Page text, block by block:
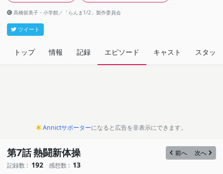
高橋留美子・小学館／「らんま1/2」製作委員会
ツイート
トップ 情報 記録 エピソード キャスト スタッフ
Annictサポーターになると広告を非表示にできます。
第7話 熱闘新体操 前へ
次へ
記録数 : 192 感想数 : 13